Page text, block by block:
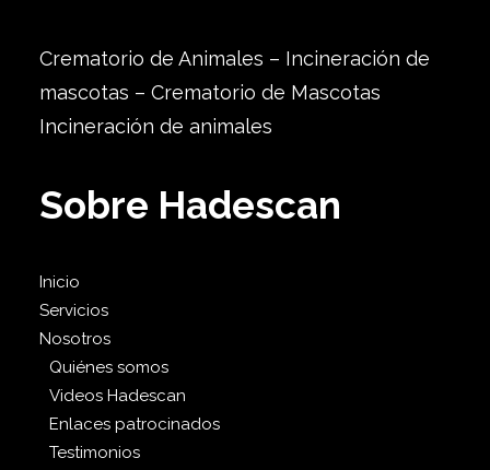
Crematorio de Animales – Incineración de
mascotas – Crematorio de Mascotas
Incineración de animales
Sobre Hadescan
Inicio
Servicios
Nosotros
Quiénes somos
Videos Hadescan
Enlaces patrocinados
Testimonios